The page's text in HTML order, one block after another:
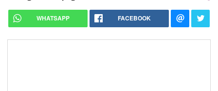
WHATSAPP FACEBOOK